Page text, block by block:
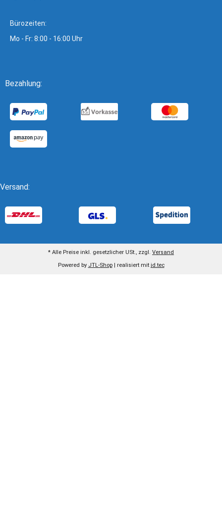
Bürozeiten:
Mo - Fr: 8:00 - 16:00 Uhr
Bezahlung:
Versand:
* Alle Preise inkl. gesetzlicher USt., zzgl. Versand
Powered by JTL-Shop | realisiert mit jd.tec